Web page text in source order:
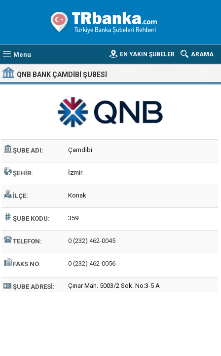
Menu ARAMA
EN YAKIN ŞUBELER
QNB BANK ÇAMDIBI ŞUBESI
ŞUBE ADI: Çamdibi
ŞEHIR: İzmir
İLÇE: Konak
ŞUBE KODU: 359
TELEFON: 0 (232) 462-0045
FAKS NO: 0 (232) 462-0056
ŞUBE ADRESI: Çınar Mah. 5003/2 Sok. No:3-5 A